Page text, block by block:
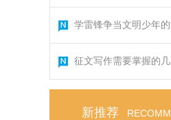
学雷锋争当文明少年的
征文写作需要掌握的几
新推荐